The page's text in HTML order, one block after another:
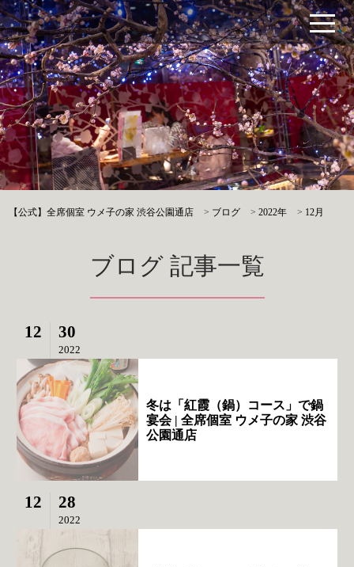
【公式】全席個室 ウメ子の家 渋谷公園通店 > ブログ >2022年 > 12月
ブログ 記事一覧
12 30
2022
冬は「紅霞（鍋）コース」で鍋
宴会 | 全席個室 ウメ子の家 渋谷
公園通店
12 28
2022